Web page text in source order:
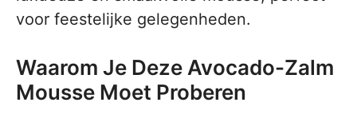
voor feestelijke gelegenheden.
Waarom Je Deze Avocado-Zalm
Mousse Moet Proberen